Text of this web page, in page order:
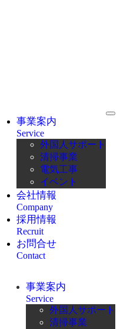
事業案内
Service
外国人サポート
清掃事業
電気工事
イベント
会社情報
Company
採用情報
Recruit
お問合せ
Contact
事業案内
Service
外国人サポート
清掃事業